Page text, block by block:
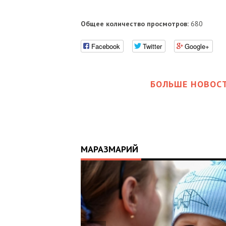
Общее количество просмотров:680
Facebook Twitter Google+
БОЛЬШЕ
МАРАЗМАРИЙ